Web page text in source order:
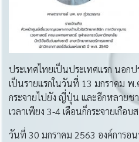
ประเทศไทยเป็นประเทศแรก นอก
เป็นรายแรกในวันที่ 13 มกราคม
กระจายไปยัง ญี่ปุ่น และอีกหลายชา
เวลาเพียง 3-4 เดือนก็กระจายเกือ
วันที่ 30 มกราคม 2563 องค์การอน